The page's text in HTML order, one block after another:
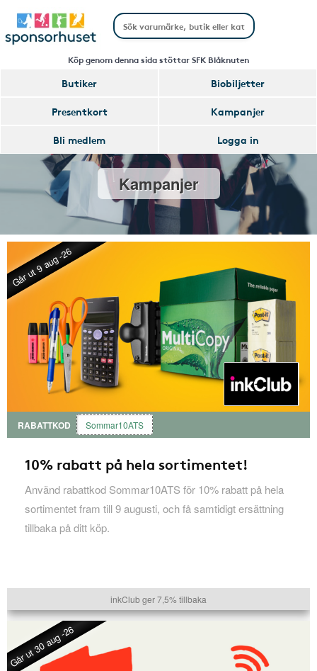
Köp genom denna sida stöttar SFK Blåknuten
Butiker
Biobiljetter
Presentkort
Kampanjer
Bli medlem
Logga in
Kampanjer
Går ut 9 aug -26
RABATTKOD Sommar10ATS
10% rabatt på hela sortimentet!
Använd rabattkod Sommar10ATS för 10% rabatt på hela
sortimentet fram till 9 augusti, och få samtidigt ersättning
tillbaka på ditt köp.
inkClub ger 7,5% tillbaka
Går ut 30 aug -26